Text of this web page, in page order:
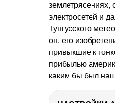
землетрясениях,
электросетей и
Тунгусского
он, его
привыкшие к
прибылью
каким бы был